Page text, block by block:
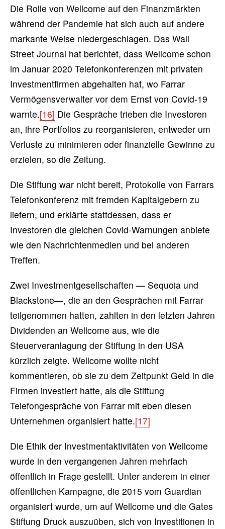
Die Rolle von Wellcome auf den Finanzmärkten
während der Pandemie hat sich auch auf andere
markante Weise niedergeschlagen. Das Wall
Street Journal hat berichtet, dass Wellcome schon
im Januar 2020 Telefonkonferenzen mit privaten
Investmentfirmen abgehalten hat, wo Farrar
Vermögensverwalter vor dem Ernst von Covid-19
warnte.[16] Die Gespräche trieben die Investoren
an, ihre Portfolios zu reorganisieren, entweder um
Verluste zu minimieren oder finanzielle Gewinne zu
erzielen, so die Zeitung.
Die Stiftung war nicht bereit, Protokolle von Farrars
Telefonkonferenz mit fremden Kapitalgebern zu
liefern, und erklärte stattdessen, dass er
Investoren die gleichen Covid-Warnungen anbiete
wie den Nachrichtenmedien und bei anderen
Treffen.
Zwei Investmentgesellschaften — Sequoia und
Blackstone—, die an den Gesprächen mit Farrar
teilgenommen hatten, zahlten in den letzten Jahren
Dividenden an Wellcome aus, wie die
Steuerveranlagung der Stiftung in den USA
kürzlich zeigte. Wellcome wollte nicht
kommentieren, ob sie zu dem Zeitpunkt Geld in die
Firmen investiert hatte, als die Stiftung
Telefongespräche von Farrar mit eben diesen
Unternehmen organisiert hatte.[17]
Die Ethik der Investmentaktivitäten von Wellcome
wurde in den vergangenen Jahren mehrfach
öffentlich in Frage gestellt. Unter anderem in einer
öffentlichen Kampagne, die 2015 vom Guardian
organisiert wurde, um auf Wellcome und die Gates
Stiftung Druck auszuüben, sich von Investitionen in